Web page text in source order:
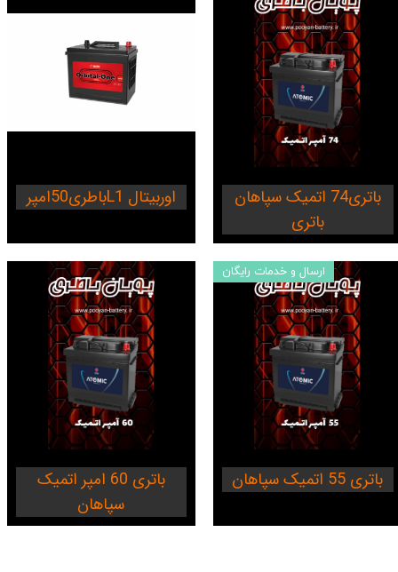
باطری50امپرL1 اوربیتال
باتری74 اتمیک سپاهان
باتری
باتری 60 امپر اتمیک
سپاهان
باتری 55 اتمیک سپاهان
ارسال و خدمات رایگان